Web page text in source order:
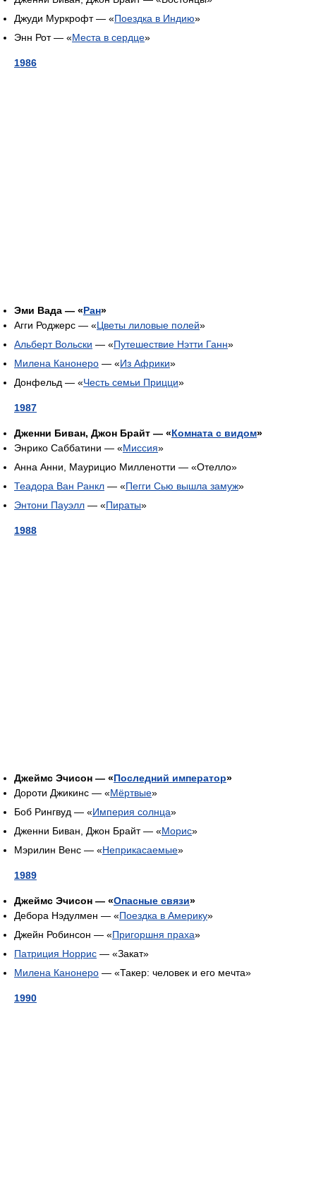
Джуди Муркрофт — «Поездка в Индию»
Энн Рот — «Места в сердце»
1986
Эми Вада — «Ран»
Агги Роджерс — «Цветы лиловые полей»
Альберт Вольски — «Путешествие Нэтти Ганн»
Милена Канонеро — «Из Африки»
Донфельд — «Честь семьи Прицци»
1987
Дженни Биван, Джон Брайт — «Комната с видом»
Энрико Саббатини — «Миссия»
Анна Анни, Маурицио Милленотти — «Отелло»
Теадора Ван Ранкл — «Пегги Сью вышла замуж»
Энтони Пауэлл — «Пираты»
1988
Джеймс Эчисон — «Последний император»
Дороти Джикинс — «Мёртвые»
Боб Рингвуд — «Империя солнца»
Дженни Биван, Джон Брайт — «Морис»
Мэрилин Венс — «Неприкасаемые»
1989
Джеймс Эчисон — «Опасные связи»
Дебора Нэдулмен — «Поездка в Америку»
Джейн Робинсон — «Пригоршня праха»
Патриция Норрис — «Закат»
Милена Канонеро — «Такер: человек и его мечта»
1990